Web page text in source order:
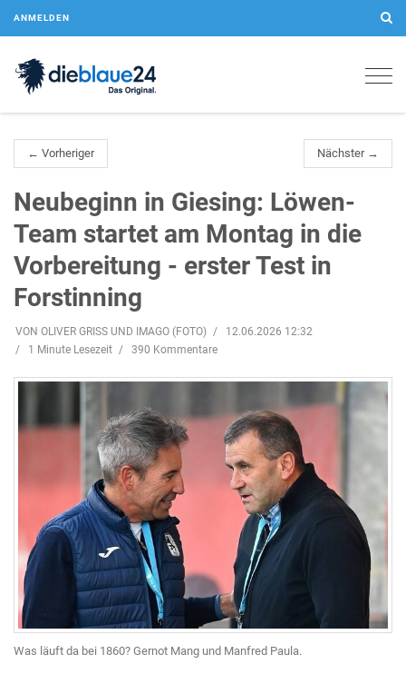
ANMELDEN
← Vorheriger Nächster →
Neubeginn in Giesing: Löwen-
Team startet am Montag in die
Vorbereitung - erster Test in
Forstinning
VON OLIVER GRISS UND IMAGO (FOTO)
12.06.2026 12:32
1 Minute Lesezeit
390 Kommentare
Was läuft da bei 1860? Gernot Mang und Manfred Paula.